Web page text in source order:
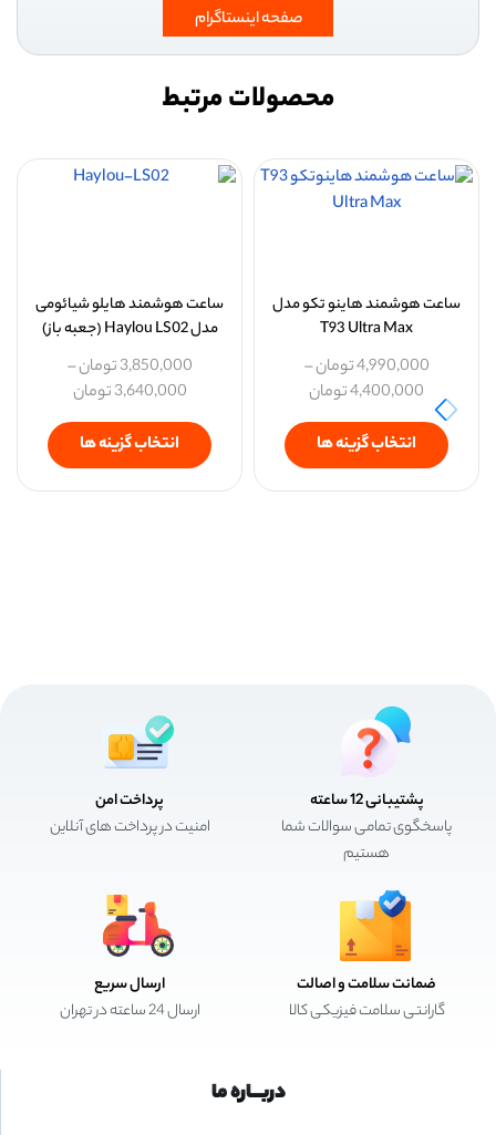
صفحه اینستاگرام
محصولات مرتبط
ساعت هوشمند هاینو تکو مدل
T93 Ultra Max
4,990,000تومان–
4,400,000تومان
انتخاب گزینه ها
ساعت هوشمند هایلو شیائومی
مدل Haylou LS02 (جعبه باز)
3,850,000تومان–
3,640,000تومان
انتخاب گزینه ها
پشتیبانی 12 ساعته
پاسخگوی تمامی سوالات شما
هستیم
پرداخت امن
امنیت در پرداخت های آنلاین
ضمانت سلامت و اصالت
گارانتی سلامت فیزیکی کالا
ارسال سریع
ارسال 24 ساعته در تهران
دربـــاره ما